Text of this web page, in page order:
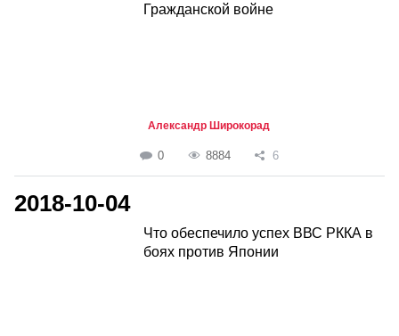
Гражданской войне
Александр Широкорад
0 8884 6
2018-10-04
Что обеспечило успех ВВС РККА в
боях против Японии